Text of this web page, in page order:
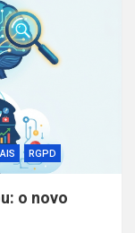
RGPD
o novo